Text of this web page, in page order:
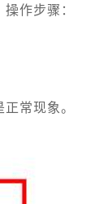
作步骤：
常现象。